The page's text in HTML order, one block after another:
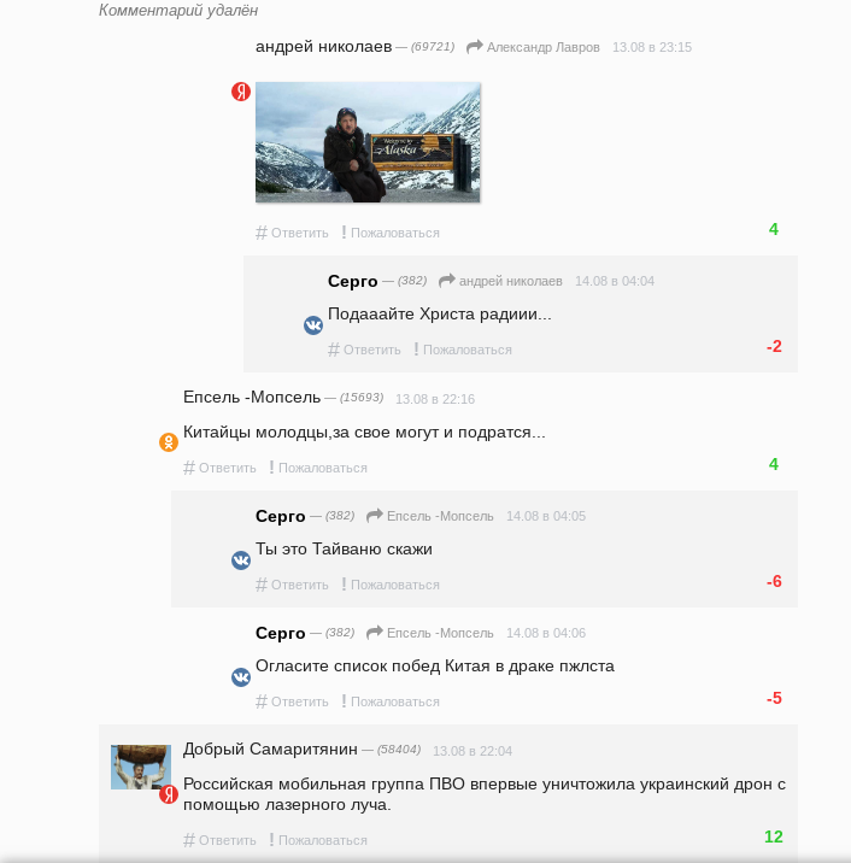
Комментарий удалён
андpeй николаев — (69721) Александр Лавров 13.08 в 23:15
# Ответить ! Пожаловаться 4
Серго — (382) андpeй николаев 14.08 в 04:04
Подааайте Христа радиии...
# Ответить ! Пожаловаться -2
Епсель -Мопсель — (15693) 13.08 в 22:16
Китайцы молодцы,за свое могут и подратся...
# Ответить ! Пожаловаться 4
Серго — (382) Епсель -Мопсель 14.08 в 04:05
Ты это Тайваню скажи
# Ответить ! Пожаловаться -6
Серго — (382) Епсель -Мопсель 14.08 в 04:06
Огласите список побед Китая в драке пжлста
# Ответить ! Пожаловаться -5
Добрый Самаритянин — (58404) 13.08 в 22:04
Российская мобильная группа ПВО впервые уничтожила украинский дрон с
помощью лазерного луча.
# Ответить ! Пожаловаться 12